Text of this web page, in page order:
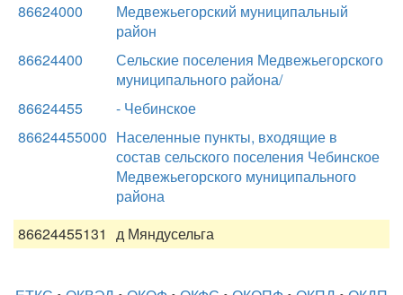
86624000
Медвежьегорский муниципальный
район
86624400
Сельские поселения Медвежьегорского
муниципального района/
86624455
- Чебинское
86624455000 Населенные пункты, входящие в
состав сельского поселения Чебинское
Медвежьегорского муниципального
района
86624455131 д Мяндусельга